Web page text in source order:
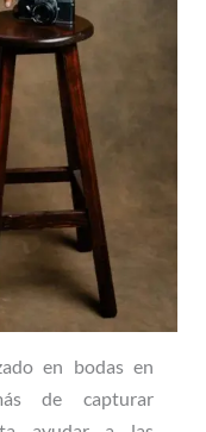
en bodas en
de capturar